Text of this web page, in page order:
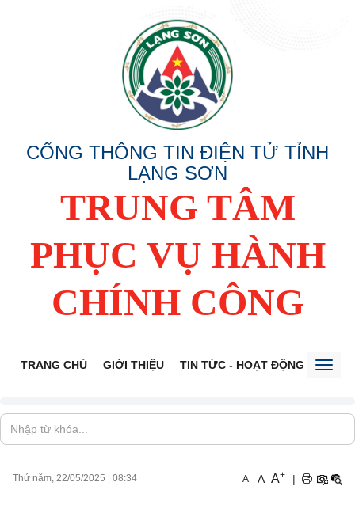
CỔNG THÔNG TIN ĐIỆN TỬ TỈNH
LẠNG SƠN
TRUNG TÂM
PHỤC VỤ HÀNH
CHÍNH CÔNG
TRANG CHỦ GIỚI THIỆU TIN TỨC - HOẠT ĐỘNG
Thứ năm, 22/05/2025 08:34 A- A A+ |